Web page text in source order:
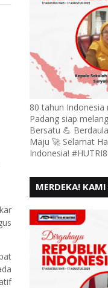
80 tahun Indonesia
Padang siap
Bersatu 💪
Maju 🚀 Selamat
Indonesia!
MERDEKA!
KE - 80, MOTO"